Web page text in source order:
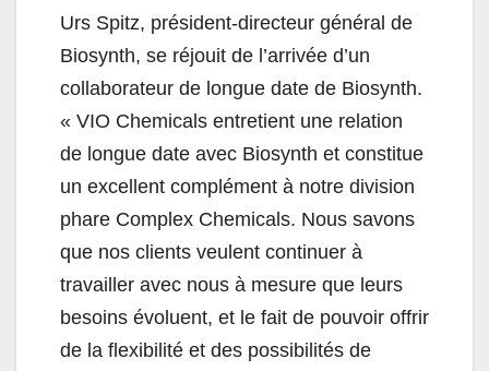
Urs Spitz, président-directeur général de
Biosynth, se réjouit de l’arrivée d’un
collaborateur de longue date de Biosynth.
« VIO Chemicals entretient une relation
de longue date avec Biosynth et constitue
un excellent complément à notre division
phare Complex Chemicals. Nous savons
que nos clients veulent continuer à
travailler avec nous à mesure que leurs
besoins évoluent, et le fait de pouvoir offrir
de la flexibilité et des possibilités de